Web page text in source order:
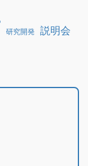
研究開発 説明会